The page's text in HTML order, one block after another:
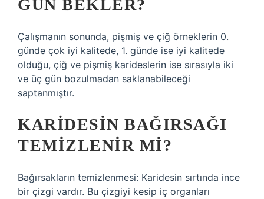
GÜN BEKLER?
Çalışmanın sonunda, pişmiş ve çiğ örneklerin 0.
günde çok iyi kalitede, 1. günde ise iyi kalitede
olduğu, çiğ ve pişmiş karideslerin ise sırasıyla iki
ve üç gün bozulmadan saklanabileceği
saptanmıştır.
KARIDESIN BAĞIRSAĞI
TEMIZLENIR MI?
Bağırsakların temizlenmesi: Karidesin sırtında ince
bir çizgi vardır. Bu çizgiyi kesip iç organları